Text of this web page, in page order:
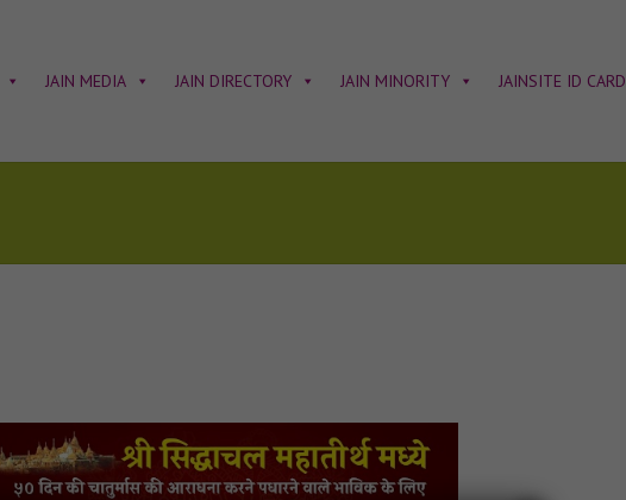
JAIN MEDIA JAIN DIRECTORY JAIN MINORITY JAINSITE ID CARD